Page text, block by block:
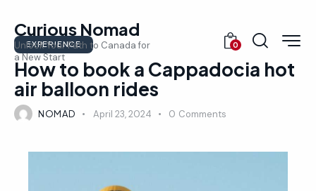
Curious Nomad
Unlock Your Path to Canada for
a New Start
0
EXPERIENCE
How to book a Cappadocia hot
air balloon rides
NOMAD April 23, 2024 0 Comments